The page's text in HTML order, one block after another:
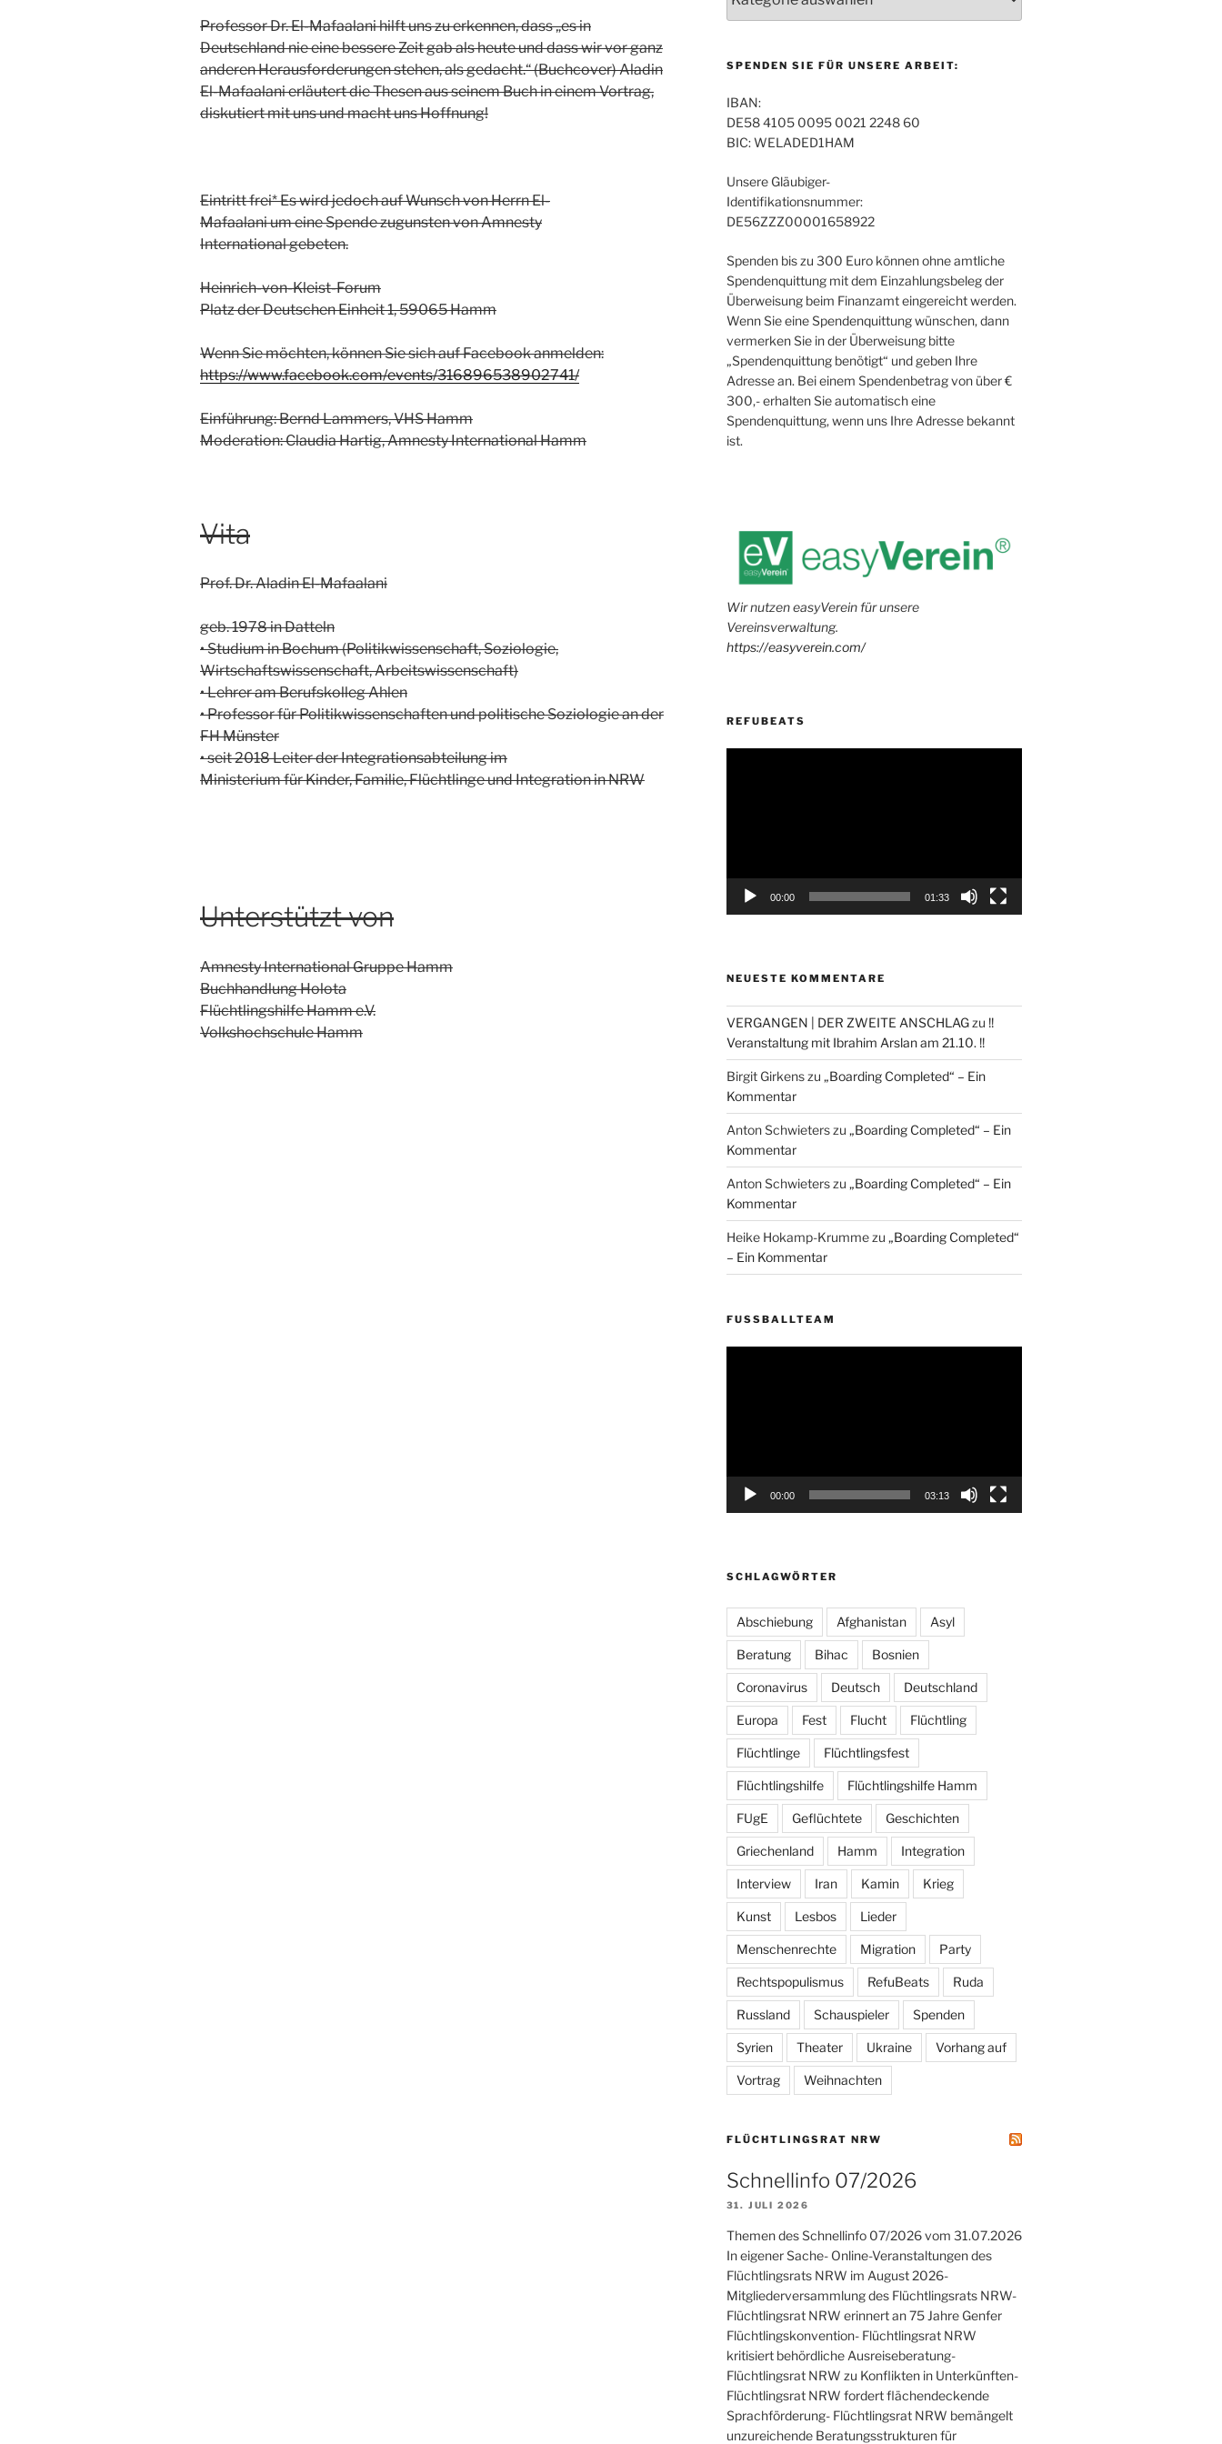
Professor Dr. El-Mafaalani hilft uns zu erkennen, dass „es in
Deutschland nie eine bessere Zeit gab als heute und dass wir vor ganz
anderen Herausforderungen stehen, als gedacht.“ (Buchcover) Aladin
El-Mafaalani erläutert die Thesen aus seinem Buch in einem Vortrag,
diskutiert mit uns und macht uns Hoffnung!
Eintritt frei* Es wird jedoch auf Wunsch von Herrn El-
Mafaalani um eine Spende zugunsten von Amnesty
International gebeten.
Heinrich-von-Kleist-Forum
Platz der Deutschen Einheit 1, 59065 Hamm
Wenn Sie möchten, können Sie sich auf Facebook anmelden:
https://www.facebook.com/events/316896538902741/
Einführung: Bernd Lammers, VHS Hamm
Moderation: Claudia Hartig, Amnesty International Hamm
Vita
Prof. Dr. Aladin El-Mafaalani
geb. 1978 in Datteln
• Studium in Bochum (Politikwissenschaft, Soziologie,
Wirtschaftswissenschaft, Arbeitswissenschaft)
• Lehrer am Berufskolleg Ahlen
• Professor für Politikwissenschaften und politische Soziologie an der
FH Münster
• seit 2018 Leiter der Integrationsabteilung im
Ministerium für Kinder, Familie, Flüchtlinge und Integration in NRW
Unterstützt von
Amnesty International Gruppe Hamm
Buchhandlung Holota
Flüchtlingshilfe Hamm e.V.
Volkshochschule Hamm
SPENDEN SIE FÜR UNSERE ARBEIT:
IBAN:
DE58 4105 0095 0021 2248 60
BIC: WELADED1HAM
Unsere Gläubiger-
Identifikationsnummer:
DE56ZZZ00001658922
Spenden bis zu 300 Euro können ohne amtliche
Spendenquittung mit dem Einzahlungsbeleg der
Überweisung beim Finanzamt eingereicht werden.
Wenn Sie eine Spendenquittung wünschen, dann
vermerken Sie in der Überweisung bitte
„Spendenquittung benötigt“ und geben Ihre
Adresse an. Bei einem Spendenbetrag von über €
300,- erhalten Sie automatisch eine
Spendenquittung, wenn uns Ihre Adresse bekannt
ist.
Wir nutzen easyVerein für unsere
Vereinsverwaltung.
https://easyverein.com/
REFUBEATS
00:00 01:33
NEUESTE KOMMENTARE
VERGANGEN | DER ZWEITE ANSCHLAGzu !!
Veranstaltung mit Ibrahim Arslan am 21.10. !!
Birgit Girkenszu „Boarding Completed“ – Ein
Kommentar
Anton Schwieterszu „Boarding Completed“ – Ein
Kommentar
Anton Schwieterszu „Boarding Completed“ – Ein
Kommentar
Heike Hokamp-Krummezu „Boarding Completed“
– Ein Kommentar
FUSSBALLTEAM
00:00 03:13
SCHLAGWÖRTER
Abschiebung Afghanistan Asyl
Beratung Bihac Bosnien
Coronavirus Deutsch Deutschland
Europa Fest Flucht Flüchtling
Flüchtlinge Flüchtlingsfest
Flüchtlingshilfe Flüchtlingshilfe Hamm
FUgE Geflüchtete Geschichten
Griechenland Hamm Integration
Interview Iran Kamin Krieg
Kunst Lesbos Lieder
Menschenrechte Migration Party
Rechtspopulismus RefuBeats Ruda
Russland Schauspieler Spenden
Syrien Theater Ukraine Vorhang auf
Vortrag Weihnachten
FLÜCHTLINGSRAT NRW
Schnellinfo 07/2026
31. JULI 2026
Themen des Schnellinfo 07/2026 vom 31.07.2026
In eigener Sache- Online-Veranstaltungen des
Flüchtlingsrats NRW im August 2026-
Mitgliederversammlung des Flüchtlingsrats NRW-
Flüchtlingsrat NRW erinnert an 75 Jahre Genfer
Flüchtlingskonvention- Flüchtlingsrat NRW
kritisiert behördliche Ausreiseberatung-
Flüchtlingsrat NRW zu Konflikten in Unterkünften-
Flüchtlingsrat NRW fordert flächendeckende
Sprachförderung- Flüchtlingsrat NRW bemängelt
unzureichende Beratungsstrukturen für